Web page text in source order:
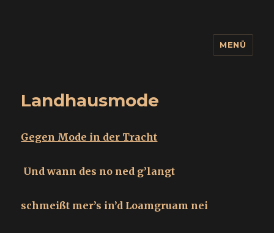
MENÜ
Landhausmode
Gegen Mode in der Tracht
Und wann des no ned g’langt
schmeißt mer’s in’d Loamgruam nei